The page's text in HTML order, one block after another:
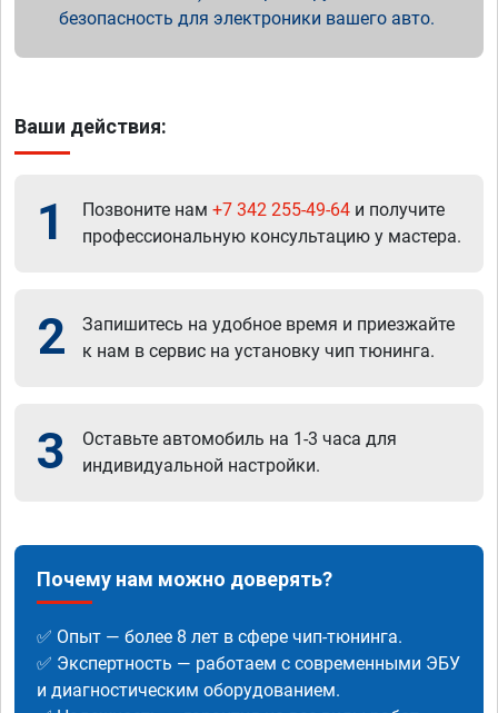
безопасность для электроники вашего авто.
Ваши действия:
1 Позвоните нам +7 342 255-49-64 и получите
профессиональную консультацию у мастера.
2
Запишитесь на удобное время и приезжайте
к нам в сервис на установку чип тюнинга.
3
Оставьте автомобиль на 1-3 часа для
индивидуальной настройки.
Почему нам можно доверять?
✅ Опыт — более 8 лет в сфере чип-тюнинга.
✅ Экспертность — работаем с современными ЭБУ
и диагностическим оборудованием.